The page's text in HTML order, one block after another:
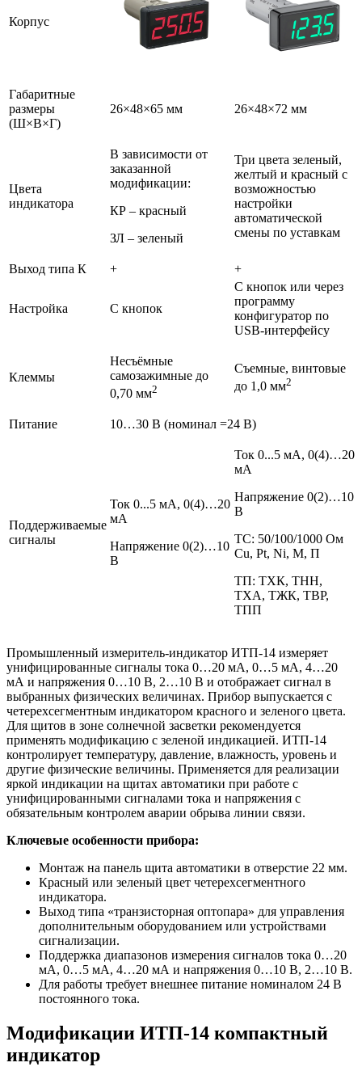
Корпус
Габаритные
размеры
(Ш×В×Г)
26×48×65 мм 26×48×72 мм
Цвета
индикатора
В зависимости от
заказанной
модификации:
КР – красный
ЗЛ – зеленый
Три цвета зеленый,
желтый и красный с
возможностью
настройки
автоматической
смены по уставкам
Выход типа К + +
Настройка С кнопок
С кнопок или через
программу
конфигуратор по
USB-интерфейсу
Клеммы
Несъёмные
самозажимные до
0,70 мм2
Съемные, винтовые
до 1,0 мм2
Питание 10…30 В (номинал =24 В)
Поддерживаемые
сигналы
Ток 0...5 мА, 0(4)…20
мА
Напряжение 0(2)…10
В
Ток 0...5 мА, 0(4)…20
мА
Напряжение 0(2)…10
В
ТС: 50/100/1000 Ом
Cu, Pt, Ni, М, П
ТП: ТХК, ТНН,
ТХА, ТЖК, ТВР,
ТПП
Промышленный измеритель-индикатор ИТП-14 измеряет
унифицированные сигналы тока 0…20 мА, 0…5 мА, 4…20
мА и напряжения 0…10 В, 2…10 В и отображает сигнал в
выбранных физических величинах. Прибор выпускается с
четерехсегментным индикатором красного и зеленого цвета.
Для щитов в зоне солнечной засветки рекомендуется
применять модификацию с зеленой индикацией. ИТП-14
контролирует температуру, давление, влажность, уровень и
другие физические величины. Применяется для реализации
яркой индикации на щитах автоматики при работе с
унифицированными сигналами тока и напряжения с
обязательным контролем аварии обрыва линии связи.
Ключевые особенности прибора:
Монтаж на панель щита автоматики в отверстие 22 мм.
Красный или зеленый цвет четерехсегментного
индикатора.
Выход типа «транзисторная оптопара» для управления
дополнительным оборудованием или устройствами
сигнализации.
Поддержка диапазонов измерения сигналов тока 0…20
мА, 0…5 мА, 4…20 мА и напряжения 0…10 В, 2…10 В.
Для работы требует внешнее питание номиналом 24 В
постоянного тока.
Модификации ИТП-14 компактный
индикатор